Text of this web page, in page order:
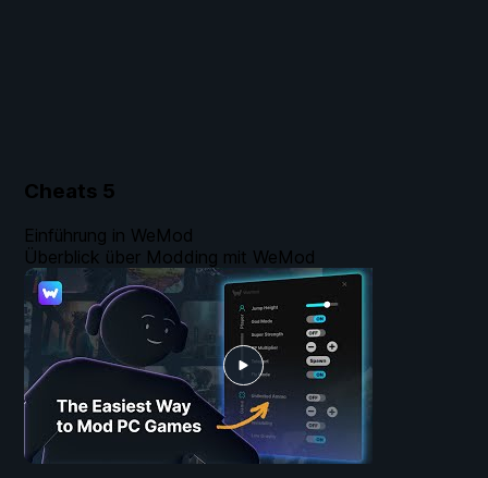
Cheats 5
Einführung in WeMod
Überblick über Modding mit WeMod